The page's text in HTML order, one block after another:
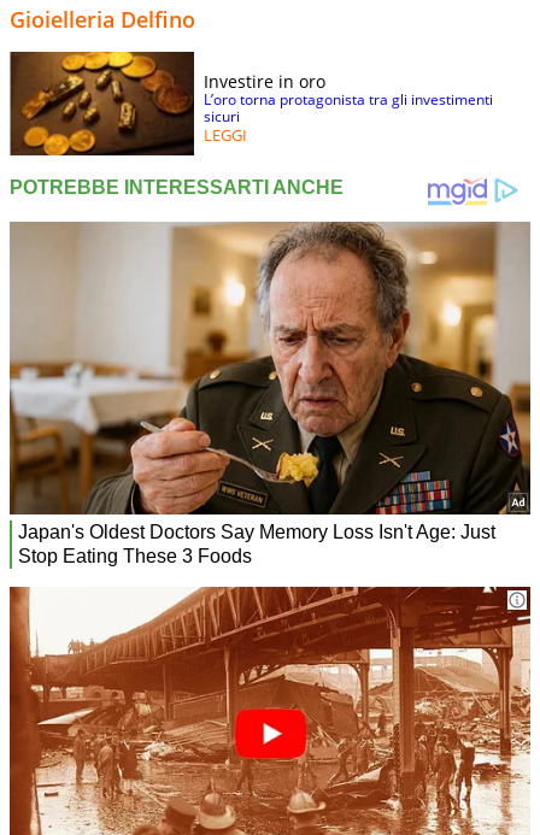
Gioielleria Delfino
Investire in oro
L’oro torna protagonista tra gli investimenti
sicuri
LEGGI